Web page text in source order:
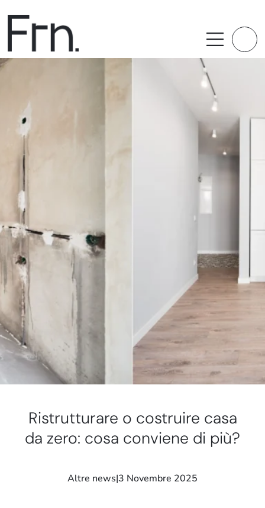
Stand e showroom
Ristrutturare o costruire casa
da zero: cosa conviene di più?
Altre news|3 Novembre 2025